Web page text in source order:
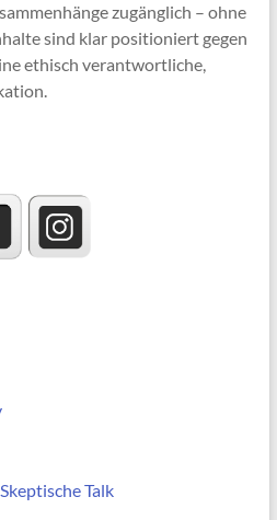
zugänglich – ohne
sind klar positioniert gegen
ethisch verantwortliche,